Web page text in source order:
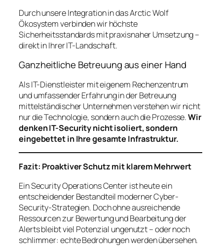
Durch unsere Integration in das Arctic Wolf
Ökosystem verbinden wir höchste
Sicherheitsstandards mit praxisnaher Umsetzung –
direkt in Ihrer IT-Landschaft.
Ganzheitliche Betreuung aus einer Hand
Als IT-Dienstleister mit eigenem Rechenzentrum
und umfassender Erfahrung in der Betreuung
mittelständischer Unternehmen verstehen wir nicht
nur die Technologie, sondern auch die Prozesse.Wir
denken IT-Security nicht isoliert, sondern
eingebettet in Ihre gesamte Infrastruktur.
Fazit: Proaktiver Schutz mit klarem Mehrwert
Ein Security Operations Center ist heute ein
entscheidender Bestandteil moderner Cyber-
Security-Strategien. Doch ohne ausreichende
Ressourcen zur Bewertung und Bearbeitung der
Alerts bleibt viel Potenzial ungenutzt – oder noch
schlimmer: echte Bedrohungen werden übersehen.